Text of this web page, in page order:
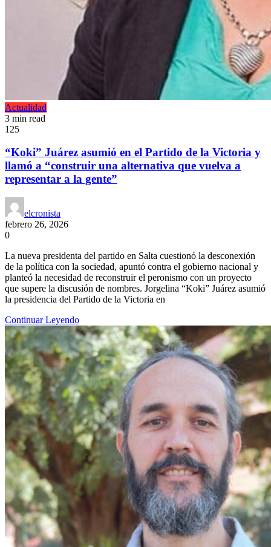
Actualidad
3 min read
125
“Koki” Juárez asumió en el Partido de la Victoria y
llamó a “construir una alternativa que vuelva a
representar a la gente”
elcronista
febrero 26, 2026
0
La nueva presidenta del partido en Salta cuestionó la desconexión
de la política con la sociedad, apuntó contra el gobierno nacional y
planteó la necesidad de reconstruir el peronismo con un proyecto
que supere la discusión de nombres. Jorgelina “Koki” Juárez asumió
la presidencia del Partido de la Victoria en
Continuar Leyendo